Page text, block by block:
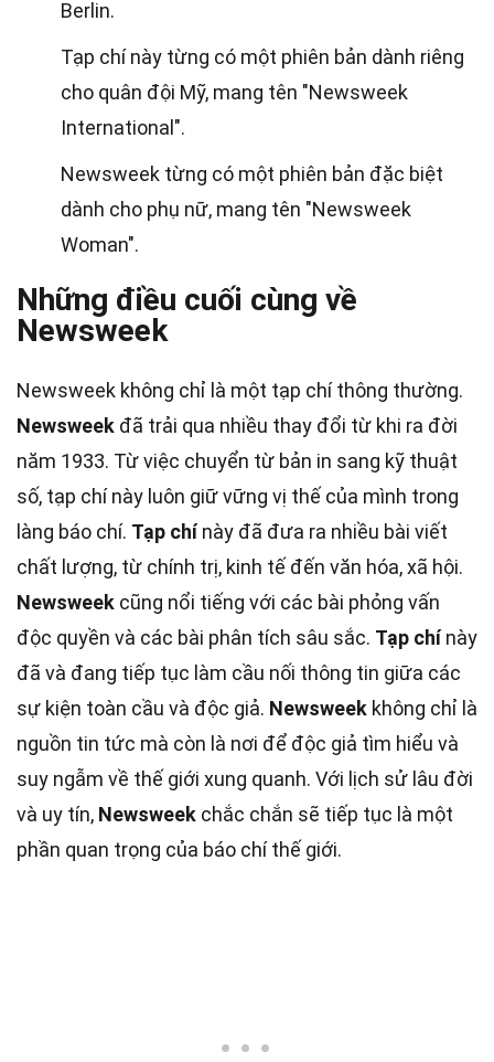
Berlin.
Tạp chí này từng có một phiên bản dành riêng
cho quân đội Mỹ, mang tên "Newsweek
International".
Newsweek từng có một phiên bản đặc biệt
dành cho phụ nữ, mang tên "Newsweek
Woman".
Những điều cuối cùng về
Newsweek
Newsweek không chỉ là một tạp chí thông thường.
Newsweek đã trải qua nhiều thay đổi từ khi ra đời
năm 1933. Từ việc chuyển từ bản in sang kỹ thuật
số, tạp chí này luôn giữ vững vị thế của mình trong
làng báo chí. Tạp chínày đã đưa ra nhiều bài viết
chất lượng, từ chính trị, kinh tế đến văn hóa, xã hội.
Newsweek cũng nổi tiếng với các bài phỏng vấn
độc quyền và các bài phân tích sâu sắc. Tạp chínày
đã và đang tiếp tục làm cầu nối thông tin giữa các
sự kiện toàn cầu và độc giả. Newsweek không chỉ là
nguồn tin tức mà còn là nơi để độc giả tìm hiểu và
suy ngẫm về thế giới xung quanh. Với lịch sử lâu đời
và uy tín, Newsweek chắc chắn sẽ tiếp tục là một
phần quan trọng của báo chí thế giới.